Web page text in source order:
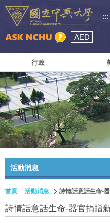
:::
AED
行政
活動消息
首頁 活動消息 詩情話意話生命-
詩情話意話生命-器官捐贈